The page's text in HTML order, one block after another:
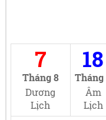
7
Tháng 8
Dương
Lịch
18
Tháng
Âm
Lịch